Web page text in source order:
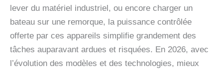
lever du matériel industriel, ou encore charger un
bateau sur une remorque, la puissance contrôlée
offerte par ces appareils simplifie grandement des
tâches auparavant ardues et risquées. En 2026, avec
l’évolution des modèles et des technologies, mieux